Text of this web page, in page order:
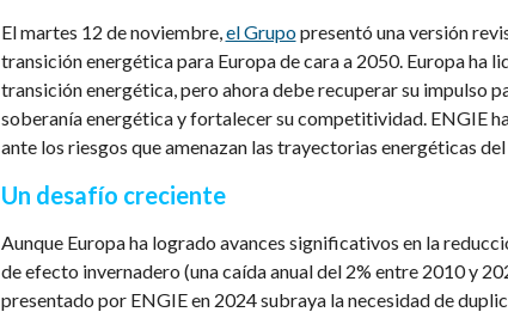
El martes 12 de noviembre,el Grupopresentó una versión
transición energética para Europa de cara a 2050. Europa ha
transición energética, pero ahora debe recuperar su impulso
soberanía energética y fortalecer su competitividad. ENGIE
ante los riesgos que amenazan las trayectorias energéticas
Un desafío creciente
Aunque Europa ha logrado avances significativos en la
de efecto invernadero (una caída anual del 2% entre 2010 y
presentado por ENGIE en 2024 subraya la necesidad de